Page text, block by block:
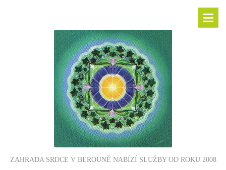
ZAHRADA SRDCE V BEROUNĚ NABÍZÍ SLUŽBY OD ROKU 2008